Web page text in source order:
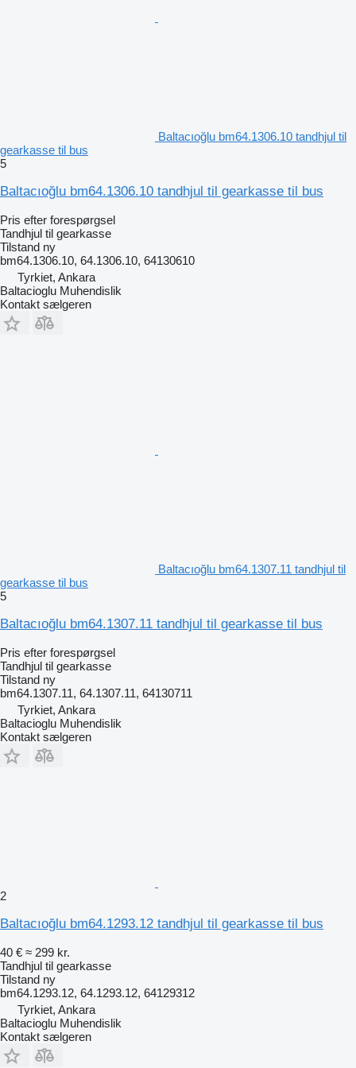
Baltacıoğlu bm64.1306.10 tandhjul til
gearkasse til bus
5
Baltacıoğlu bm64.1306.10 tandhjul til gearkasse til bus
Pris efter forespørgsel
Tandhjul til gearkasse
Tilstand ny
bm64.1306.10, 64.1306.10, 64130610
Tyrkiet, Ankara
Baltacioglu Muhendislik
Kontakt sælgeren
Baltacıoğlu bm64.1307.11 tandhjul til
gearkasse til bus
5
Baltacıoğlu bm64.1307.11 tandhjul til gearkasse til bus
Pris efter forespørgsel
Tandhjul til gearkasse
Tilstand ny
bm64.1307.11, 64.1307.11, 64130711
Tyrkiet, Ankara
Baltacioglu Muhendislik
Kontakt sælgeren
2
Baltacıoğlu bm64.1293.12 tandhjul til gearkasse til bus
40 € ≈ 299 kr.
Tandhjul til gearkasse
Tilstand ny
bm64.1293.12, 64.1293.12, 64129312
Tyrkiet, Ankara
Baltacioglu Muhendislik
Kontakt sælgeren